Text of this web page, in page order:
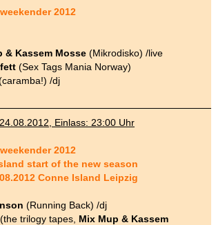
2012
& Kassem Mosse (Mikrodisko) /live
(Sex Tags Mania Norway)
/dj
Einlass: 23:00 Uhr
2012
start of the new season
Conne Island Leipzig
(Running Back) /dj
(the trilogy tapes, Mix Mup & Kassem